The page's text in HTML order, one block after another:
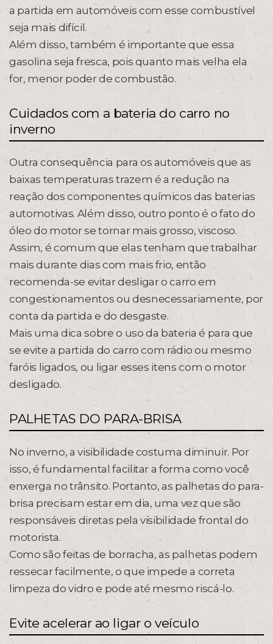
a partida em automóveis com esse combustível
seja mais difícil.
Além disso, também é importante que essa
gasolina seja fresca, pois quanto mais velha ela
for, menor poder de combustão.
Cuidados com a bateria do carro no
inverno
Outra consequência para os automóveis que as
baixas temperaturas trazem é a redução na
reação dos componentes químicos das baterias
automotivas. Além disso, outro ponto é o fato do
óleo do motor se tornar mais grosso, viscoso.
Assim, é comum que elas tenham que trabalhar
mais durante dias com mais frio, então
recomenda-se evitar desligar o carro em
congestionamentos ou desnecessariamente, por
conta da partida e do desgaste.
Mais uma dica sobre o uso da bateria é para que
se evite a partida do carro com rádio ou mesmo
faróis ligados, ou ligar esses itens com o motor
desligado.
PALHETAS DO PARA-BRISA
No inverno, a visibilidade costuma diminuir. Por
isso, é fundamental facilitar a forma como você
enxerga no trânsito. Portanto, as palhetas do para-
brisa precisam estar em dia, uma vez que são
responsáveis diretas pela visibilidade frontal do
motorista.
Como são feitas de borracha, as palhetas podem
ressecar facilmente, o que impede a correta
limpeza do vidro e pode até mesmo riscá-lo.
Evite acelerar ao ligar o veículo